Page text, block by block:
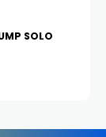
SOLO